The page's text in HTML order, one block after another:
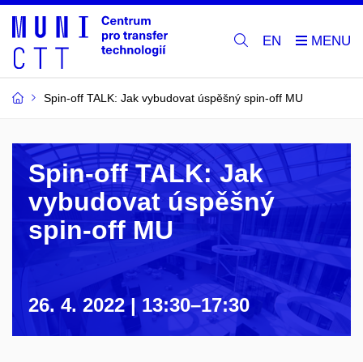
EN
Spin-off TALK: Jak vybudovat úspěšný spin-off MU
Spin-off TALK: Jak
vybudovat úspěšný
spin-off MU
26. 4. 2022| 13:30–17:30